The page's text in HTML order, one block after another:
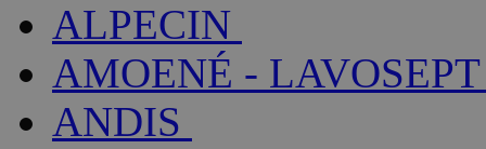
ALPECIN
AMOENÉ - LAVOSEPT
ANDIS